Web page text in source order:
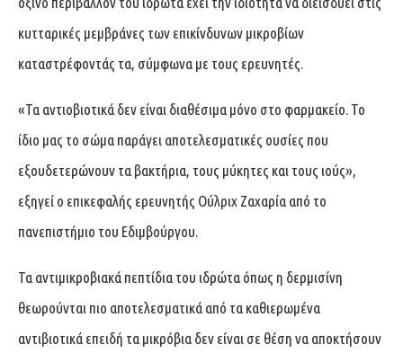
κυτταρικές μεμβράνες των επικίνδυνων μικροβίων
καταστρέφοντάς τα, σύμφωνα με τους ερευνητές.
«Τα αντιοβιοτικά δεν είναι διαθέσιμα μόνο στο φαρμακείο. Το
ίδιο μας το σώμα παράγει αποτελεσματικές ουσίες που
εξουδετερώνουν τα βακτήρια, τους μύκητες και τους ιούς»,
εξηγεί ο επικεφαλής ερευνητής Ούλριχ Ζαχαρία από το
πανεπιστήμιο του Εδιμβούργου.
Τα αντιμικροβιακά πεπτίδια του ιδρώτα όπως η δερμισίνη
θεωρούνται πιο αποτελεσματικά από τα καθιερωμένα
αντιβιοτικά επειδή τα μικρόβια δεν είναι σε θέση να αποκτήσουν